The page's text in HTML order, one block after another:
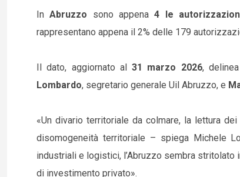
InAbruzzo sono appena 4 le
rappresentano appena il 2% delle 179
Il dato, aggiornato al31 marzo 2026,
Lombardo, segretario generale Uil Abruzzo, e
«Un divario territoriale da colmare, la lettura
disomogeneità territoriale – spiega Michele
industriali e logistici, l’Abruzzo sembra stritolato
di investimento privato».